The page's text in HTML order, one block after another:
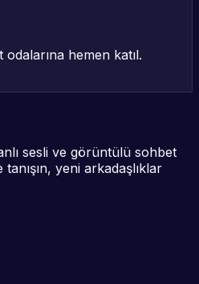
hemen katıl.
sesli ve görüntülü sohbet
yeni arkadaşlıklar